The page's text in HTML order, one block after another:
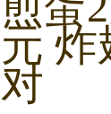
元 炸
对